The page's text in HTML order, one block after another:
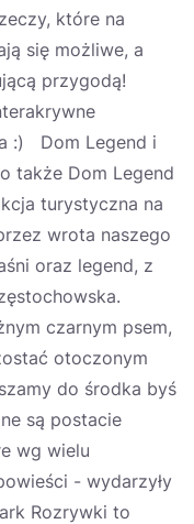
które na
się możliwe, a
przygodą!
:) Dom Legend i
także Dom Legend
turystyczna na
wrota naszego
oraz legend, z
czarnym psem,
otoczonym
do środka byś
są postacie
wg wielu
- wydarzyły
Rozrywki to